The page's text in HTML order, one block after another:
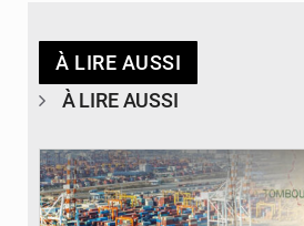
À LIRE AUSSI
À LIRE AUSSI
© JDM